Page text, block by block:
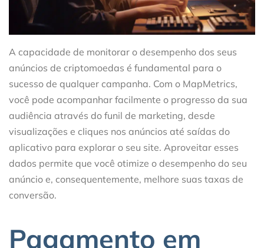
A capacidade de monitorar o desempenho dos seus
anúncios de criptomoedas é fundamental para o
sucesso de qualquer campanha. Com o MapMetrics,
você pode acompanhar facilmente o progresso da sua
audiência através do funil de marketing, desde
visualizações e cliques nos anúncios até saídas do
aplicativo para explorar o seu site. Aproveitar esses
dados permite que você otimize o desempenho do seu
anúncio e, consequentemente, melhore suas taxas de
conversão.
Pagamento em